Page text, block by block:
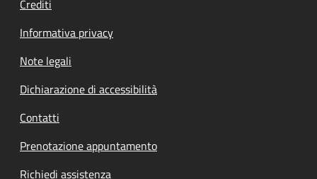
Crediti
Informativa privacy
Note legali
Dichiarazione di accessibilità
Contatti
Prenotazione appuntamento
Richiedi assistenza